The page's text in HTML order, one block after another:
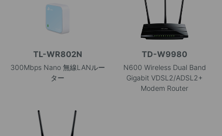
TL-WR802N
300Mbps Nano 無線LANルー
ター
TD-W9980
N600 Wireless Dual Band
Gigabit VDSL2/ADSL2+
Modem Router